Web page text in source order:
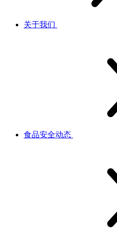
关于我们
食品安全动态